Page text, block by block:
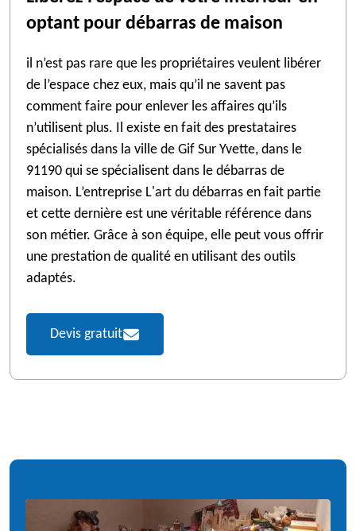
optant pour débarras de maison
il n’est pas rare que les propriétaires veulent libérer
de l’espace chez eux, mais qu’il ne savent pas
comment faire pour enlever les affaires qu’ils
n’utilisent plus. Il existe en fait des prestataires
spécialisés dans la ville de Gif Sur Yvette, dans le
91190 qui se spécialisent dans le débarras de
maison. L’entreprise L'art du débarras en fait partie
et cette dernière est une véritable référence dans
son métier. Grâce à son équipe, elle peut vous offrir
une prestation de qualité en utilisant des outils
adaptés.
Devis gratuit